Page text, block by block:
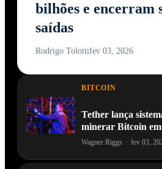
bilhões e encerram
saídas
Rodrigo Tolottifev 03, 2026
BITCOIN
Tether lança
minerar Bitcoin em
Wagner Riggs · fev 03,